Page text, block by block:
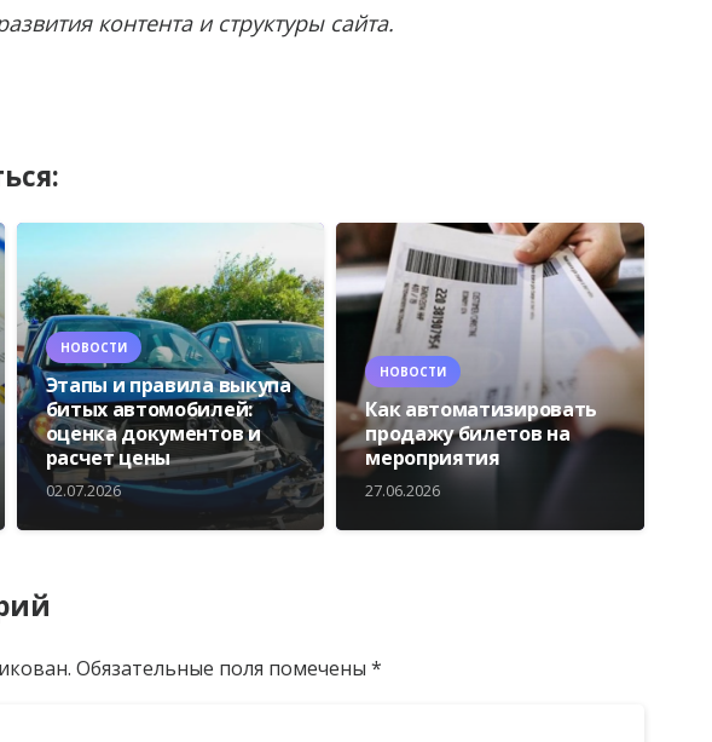
контента и структуры сайта.
НОВОСТИ
Этапы и правила выкупа
битых автомобилей:
оценка документов и
расчет цены
02.07.2026
НОВОСТИ
Как автоматизировать
продажу билетов на
мероприятия
27.06.2026
Обязательные поля помечены *